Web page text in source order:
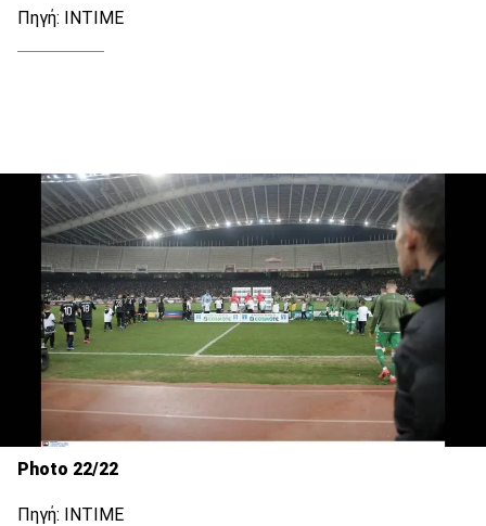
Πηγή: ΙΝΤΙΜΕ
Photo 22/22
Πηγή: ΙΝΤΙΜΕ